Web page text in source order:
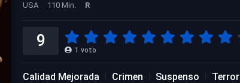
USA 110 Min. R
9 1 voto
Calidad Mejorada Crimen Suspenso Terror